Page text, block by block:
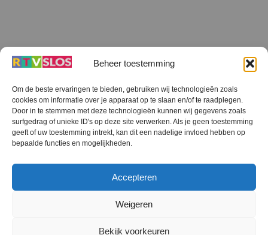
Beheer toestemming
Om de beste ervaringen te bieden, gebruiken wij technologieën zoals
cookies om informatie over je apparaat op te slaan en/of te raadplegen.
Door in te stemmen met deze technologieën kunnen wij gegevens zoals
surfgedrag of unieke ID's op deze site verwerken. Als je geen toestemming
geeft of uw toestemming intrekt, kan dit een nadelige invloed hebben op
bepaalde functies en mogelijkheden.
Accepteren
Weigeren
Bekijk voorkeuren
Terug
naar
boven
RTV SLOS
RTV SLOS ANBI